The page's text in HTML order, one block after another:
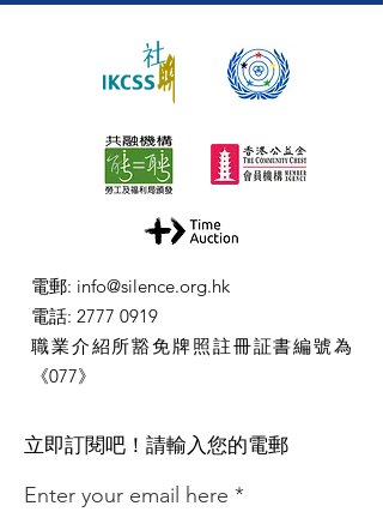
電郵: info@silence.org.hk
電話: 2777 0919
職業介紹所豁免牌照註冊証書編號為
《077》
​立即訂閱吧！請輸入您的電郵
Enter your email here